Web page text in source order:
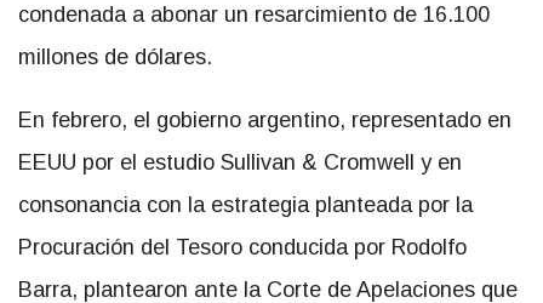
condenada a abonar un resarcimiento de 16.100
millones de dólares.
En febrero, el gobierno argentino, representado en
EEUU por el estudio Sullivan & Cromwell y en
consonancia con la estrategia planteada por la
Procuración del Tesoro conducida por Rodolfo
Barra, plantearon ante la Corte de Apelaciones que